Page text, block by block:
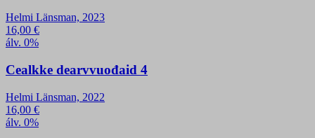
Helmi Länsman, 2023
16,00 €
álv. 0%
Cealkke dearvvuođaid 4
Helmi Länsman, 2022
16,00 €
álv. 0%